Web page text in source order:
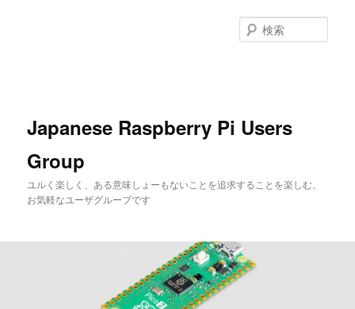
Japanese Raspberry Pi Users
Group
ユルく楽しく、ある意味しょーもないことを追求することを楽しむ、
お気軽なユーザグループです
索